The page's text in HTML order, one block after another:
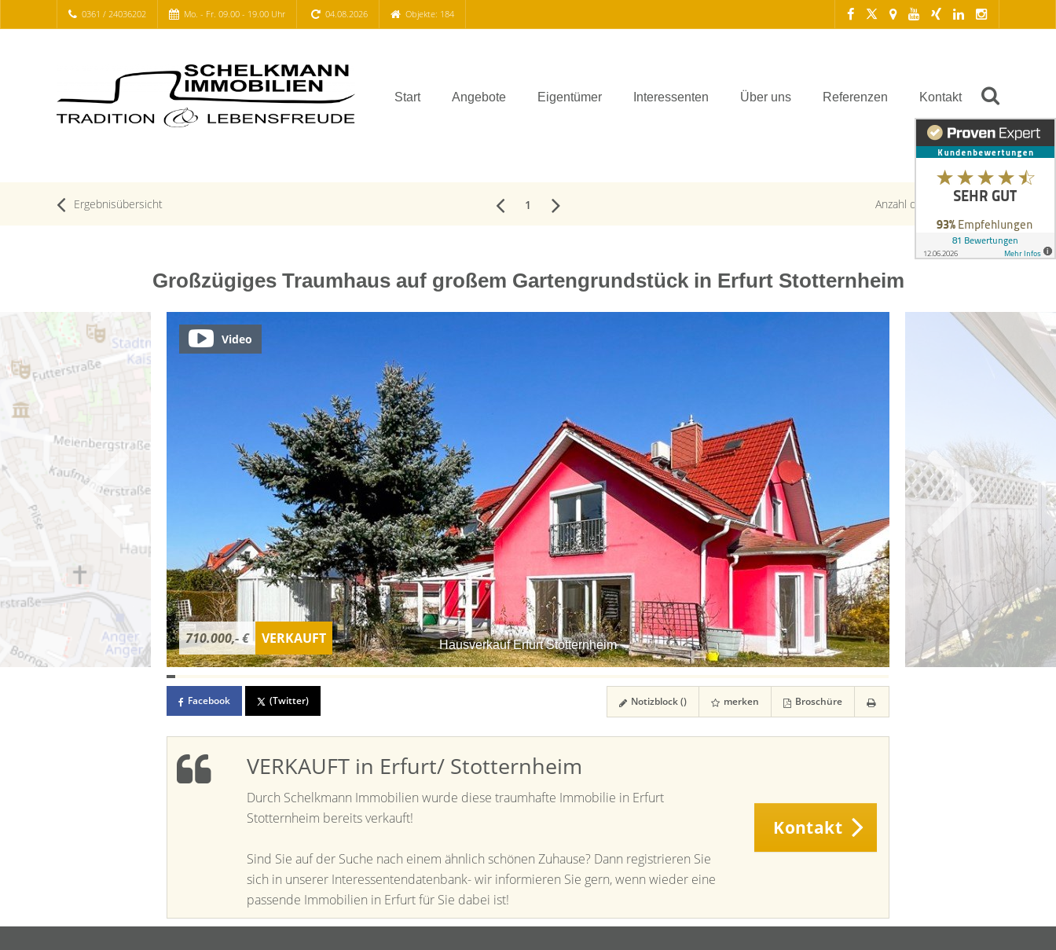
0361 / 24036202 Mo. - Fr. 09.00 - 19.00 Uhr 04.08.2026 Objekte: 184
Start Angebote Eigentümer Interessenten Über uns Referenzen Kontakt
Ergebnisübersicht 1 Anzahl der Objekte: 1 | 1
Großzügiges Traumhaus auf großem Gartengrundstück in Erfurt Stotternheim
Hausverkauf Erfurt Stotternheim
710.000,- € VERKAUFT
Video
Facebook (Twitter) Notizblock () merken Broschüre
VERKAUFT in Erfurt/ Stotternheim
Durch Schelkmann Immobilien wurde diese traumhafte Immobilie in Erfurt
Stotternheim bereits verkauft!
Sind Sie auf der Suche nach einem ähnlich schönen Zuhause? Dann registrieren Sie
sich in unserer Interessentendatenbank- wir informieren Sie gern, wenn wieder eine
passende Immobilien in Erfurt für Sie dabei ist!
Kontakt